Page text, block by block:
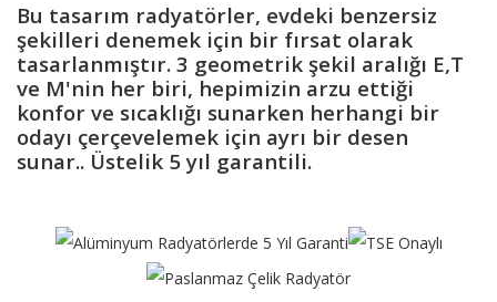
Bu tasarım radyatörler, evdeki benzersiz
şekilleri denemek için bir fırsat olarak
tasarlanmıştır. 3 geometrik şekil aralığı E,T
ve M'nin her biri, hepimizin arzu ettiği
konfor ve sıcaklığı sunarken herhangi bir
odayı çerçevelemek için ayrı bir desen
sunar.. Üstelik 5 yıl garantili.